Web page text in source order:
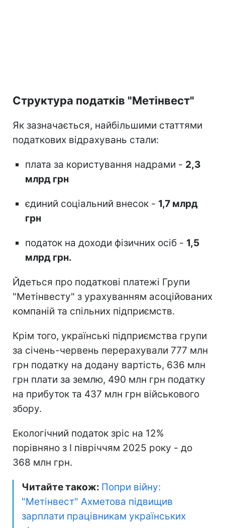
Структура податків "Метінвест"
Як зазначається, найбільшими статтями
податкових відрахувань стали:
плата за користування надрами - 2,3
млрд грн
єдиний соціальний внесок - 1,7 млрд
грн
податок на доходи фізичних осіб - 1,5
млрд грн.
Йдеться про податкові платежі Групи
"Метінвесту" з урахуванням асоційованих
компаній та спільних підприємств.
Крім того, українські підприємства групи
за січень-червень перерахували 777 млн
грн податку на додану вартість, 636 млн
грн плати за землю, 490 млн грн податку
на прибуток та 437 млн грн військового
збору.
Екологічний податок зріс на 12%
порівняно з I півріччям 2025 року - до
368 млн грн.
Читайте також: Попри війну:
"Метінвест" Ахметова підвищив
зарплати працівникам українських